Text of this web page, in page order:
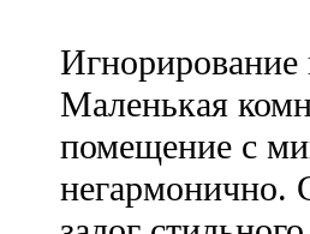
Маленькая
помещение с
негармонично.